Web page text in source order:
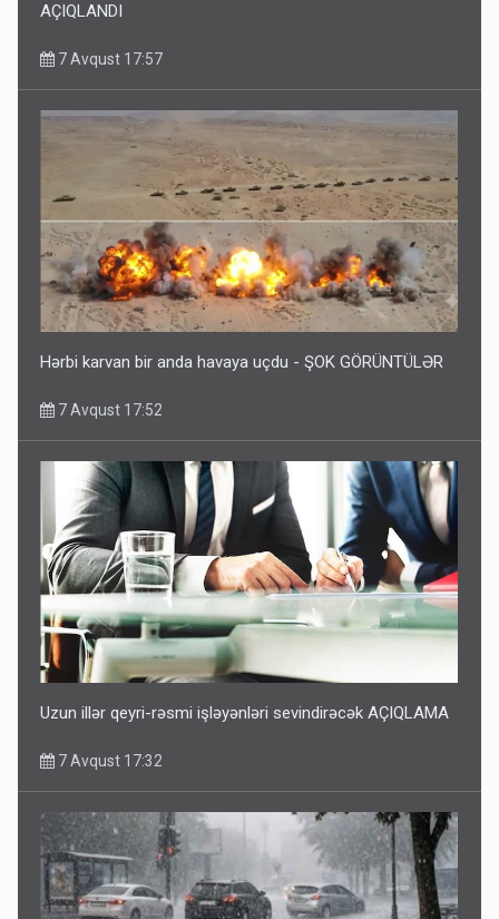
AÇIQLANDI
7 Avqust 17:57
Hərbi karvan bir anda havaya uçdu - ŞOK GÖRÜNTÜLƏR
7 Avqust 17:52
Uzun illər qeyri-rəsmi işləyənləri sevindirəcək AÇIQLAMA
7 Avqust 17:32